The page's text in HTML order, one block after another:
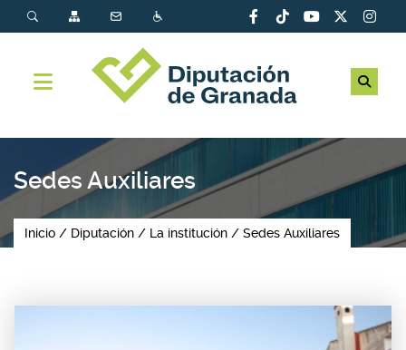
Sedes Auxiliares
Inicio Diputación La institución Sedes Auxiliares